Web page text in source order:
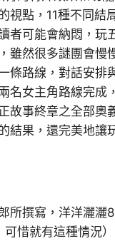
視點，11種不同
者可能會納悶，
雖然很多謎團會慢
條路線，對話安排
名女主角路線完成
故事終章之全部
結果，還完美地
所撰寫，洋洋灑
惜就有這種情況